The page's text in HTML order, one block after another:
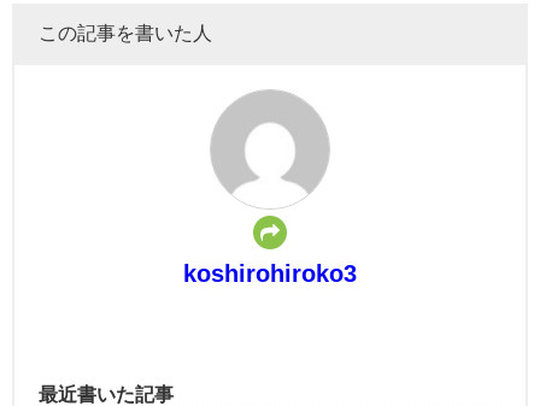
この記事を書いた人
koshirohiroko3
最近書いた記事